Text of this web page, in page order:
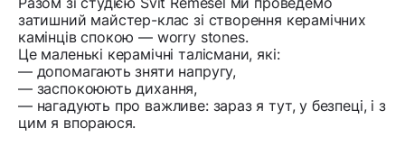
затишний майстер-клас зі створення керамічних
камінців спокою — worry stones.
Це маленькі керамічні талісмани, які:
— допомагають зняти напругу,
— заспокоюють дихання,
— нагадують про важливе: зараз я тут, у безпеці, і з
цим я впораюся.